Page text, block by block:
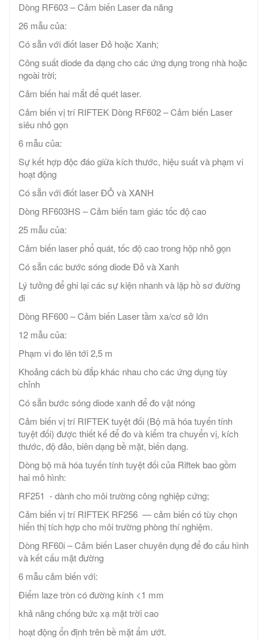
Dòng RF603 – Cảm biến Laser đa năng
26 mẫu của:
Có sẵn với điốt laser Đỏ hoặc Xanh;
Công suất diode đa dạng cho các ứng dụng trong nhà hoặc
ngoài trời;
Cảm biến hai mắt để quét laser.
Cảm biến vị trí RIFTEK Dòng RF602 – Cảm biến Laser
siêu nhỏ gọn
6 mẫu của:
Sự kết hợp độc đáo giữa kích thước, hiệu suất và phạm vi
hoạt động
Có sẵn với điốt laser ĐỎ và XANH
Dòng RF603HS – Cảm biến tam giác tốc độ cao
25 mẫu của:
Cảm biến laser phổ quát, tốc độ cao trong hộp nhỏ gọn
Có sẵn các bước sóng diode Đỏ và Xanh
Lý tưởng để ghi lại các sự kiện nhanh và lập hồ sơ đường
đi
Dòng RF600 – Cảm biến Laser tầm xa/cơ sở lớn
12 mẫu của:
Phạm vi đo lên tới 2,5 m
Khoảng cách bù đắp khác nhau cho các ứng dụng tùy
chỉnh
Có sẵn bước sóng diode xanh để đo vật nóng
Cảm biến vị trí RIFTEK tuyệt đối (Bộ mã hóa tuyến tính
tuyệt đối) được thiết kế để đo và kiểm tra chuyển vị, kích
thước, độ đảo, biên dạng bề mặt, biến dạng.
Dòng bộ mã hóa tuyến tính tuyệt đối của Riftek bao gồm
hai mô hình:
RF251 - dành cho môi trường công nghiệp cứng;
Cảm biến vị trí RIFTEK RF256 — cảm biến có tùy chọn
hiển thị tích hợp cho môi trường phòng thí nghiệm.
Dòng RF60i – Cảm biến Laser chuyên dụng để đo cấu hình
và kết cấu mặt đường
6 mẫu cảm biến với:
Điểm laze tròn có đường kính <1 mm
khả năng chống bức xạ mặt trời cao
hoạt động ổn định trên bề mặt ẩm ướt.